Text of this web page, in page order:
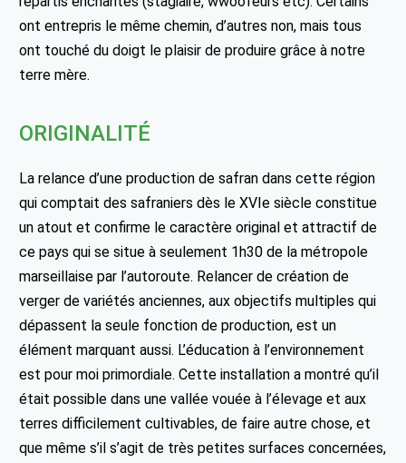
ont entrepris le même chemin, d’autres non, mais tous
ont touché du doigt le plaisir de produire grâce à notre
terre mère.
ORIGINALITÉ
La relance d’une production de safran dans cette région
qui comptait des safraniers dès le XVIe siècle constitue
un atout et confirme le caractère original et attractif de
ce pays qui se situe à seulement 1h30 de la métropole
marseillaise par l’autoroute. Relancer de création de
verger de variétés anciennes, aux objectifs multiples qui
dépassent la seule fonction de production, est un
élément marquant aussi. L’éducation à l’environnement
est pour moi primordiale. Cette installation a montré qu’il
était possible dans une vallée vouée à l’élevage et aux
terres difficilement cultivables, de faire autre chose, et
que même s’il s’agit de très petites surfaces concernées,